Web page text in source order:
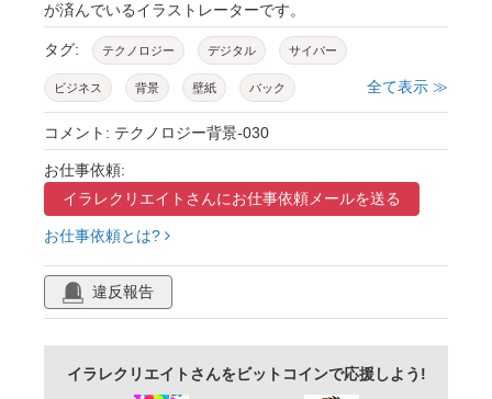
が済んでいるイラストレーターです。
タグ: テクノロジー デジタル サイバー
ビジネス 背景 壁紙 バック
テクスチャ かっこいい クール
パープル
全て表示 ≫
コメント: テクノロジー背景-030
お仕事依頼:
イラレクリエイトさんにお仕事依頼メールを送る
お仕事依頼とは?
違反報告
イラレクリエイトさんをビットコインで応援しよう!